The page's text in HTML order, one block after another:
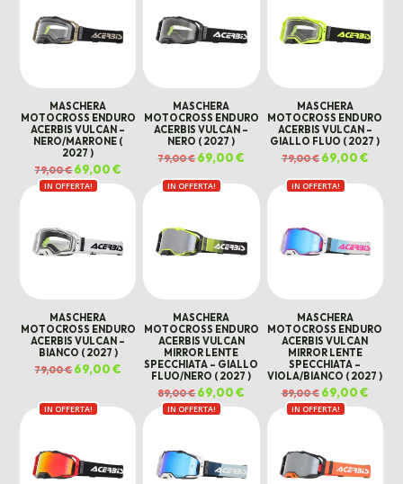
MASCHERA
MOTOCROSS ENDURO
ACERBIS VULCAN –
NERO/MARRONE (
2027 )
79,00€Il
prezzo
originale
era:
69,00€
attuale
è:
69,00 €.
MASCHERA
MOTOCROSS ENDURO
ACERBIS VULCAN –
NERO ( 2027 )
79,00€Il
prezzo
era:
79,00 €.
69,00€
è:
69,00 €.
MASCHERA
MOTOCROSS ENDURO
ACERBIS VULCAN –
GIALLO FLUO ( 2027 )
79,00€ Il
prezzo
era:
79,00 €.
69,00€Il
è:
69,00
IN OFFERTA!
MASCHERA
MOTOCROSS ENDURO
ACERBIS VULCAN –
BIANCO ( 2027 )
79,00€Il
prezzo
79,00 €.
69,00€
prezzo
69,00 €.
IN OFFERTA!
MASCHERA
MOTOCROSS ENDURO
ACERBIS VULCAN
MIRROR LENTE
SPECCHIATA – GIALLO
FLUO/NERO ( 2027 )
89,00€Il
prezzo
originale
era:
69,00€
attuale
69,00 €.
IN OFFERTA!
MASCHERA
MOTOCROSS ENDURO
ACERBIS VULCAN
MIRROR LENTE
SPECCHIATA –
VIOLA/BIANCO ( 2027 )
89,00€ Il
prezzo
originale
era:
69,00€Il
69,00
IN OFFERTA! IN OFFERTA! IN OFFERTA!